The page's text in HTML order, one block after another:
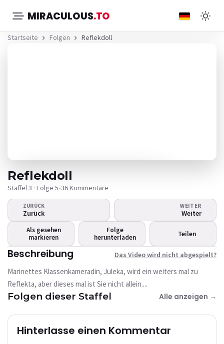
MIRACULOUS.TO
Startseite Folgen Reflekdoll
abgespielt?
Dieses Video ist derzeit nicht verfügbar
Erneut versuchen
Reflekdoll
Staffel 3 · Folge 5•36 Kommentare
ZURÜCK
Zurück
WEITER
Weiter
Als gesehen
markieren
Folge
herunterladen
Teilen
Beschreibung Das Video wird nicht abgespielt?
Marinettes Klassenkameradin, Juleka, wird ein weiters mal zu
Reflekta, aber dieses mal ist Sie nicht allein....
Folgen dieser Staffel Alle anzeigen →
Hinterlasse einen Kommentar